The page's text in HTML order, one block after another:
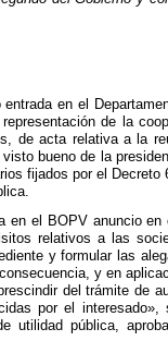
en el
de la
de acta relativa a la
bueno de la
fijados por el
en el BOPV anuncio
relativos a las
y formular las
y en
del trámite de
por el
utilidad pública,